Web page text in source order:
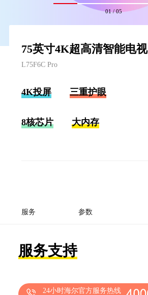
01/05
75英寸4K超高清智能电视
L75F6C Pro
4K投屏 三重护眼
8核芯片 大内存
服务 参数
服务支持
24小时海尔官方服务热线